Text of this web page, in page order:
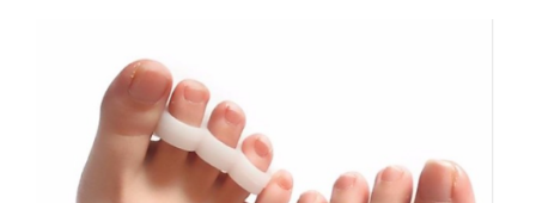
Deze
optie
kan
gekozen
worden